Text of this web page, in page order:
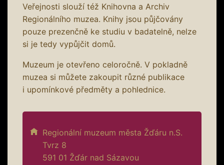
Veřejnosti slouží též Knihovna a Archiv
Regionálního muzea. Knihy jsou půjčovány
pouze prezenčně ke studiu v badatelně, nelze
si je tedy vypůjčit domů.
Muzeum je otevřeno celoročně. V pokladně
muzea si můžete zakoupit různé publikace
i upomínkové předměty a pohlednice.
Regionální muzeum města Žďáru n.S.
Tvrz 8
591 01 Žďár nad Sázavou